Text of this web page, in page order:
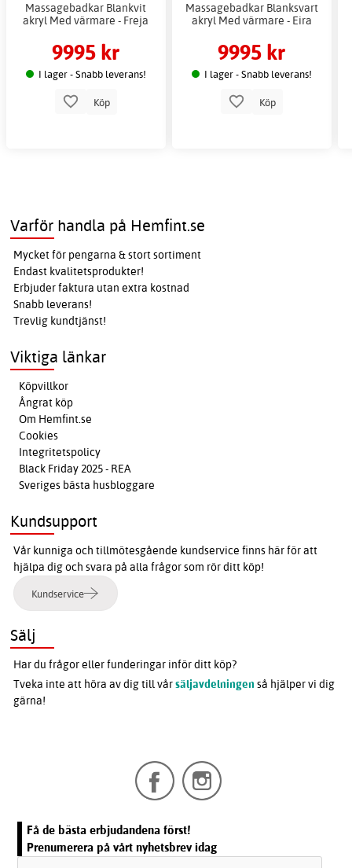
Massagebadkar Blankvit
akryl Med värmare - Freja
9995 kr
I lager - Snabb leverans!
Köp
Massagebadkar Blanksvart
akryl Med värmare - Eira
9995 kr
I lager - Snabb leverans!
Köp
Varför handla på Hemfint.se
Mycket för pengarna & stort sortiment
Endast kvalitetsprodukter!
Erbjuder faktura utan extra kostnad
Snabb leverans!
Trevlig kundtjänst!
Viktiga länkar
Köpvillkor
Ångrat köp
Om Hemfint.se
Cookies
Integritetspolicy
Black Friday 2025 - REA
Sveriges bästa husbloggare
Kundsupport
Vår kunniga och tillmötesgående kundservice finns här för att
hjälpa dig och svara på alla frågor som rör ditt köp!
Kundservice
Sälj
Har du frågor eller funderingar inför ditt köp?
Tveka inte att höra av dig till vårsäljavdelningen så hjälper vi dig
gärna!
Få de bästa erbjudandena först!
Prenumerera på vårt nyhetsbrev idag